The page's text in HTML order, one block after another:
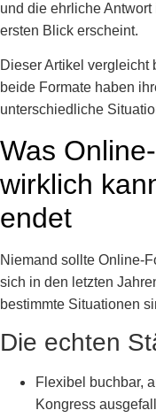
und die ehrliche
ersten Blick erscheint.
Dieser Artikel vergleicht
beide Formate haben
unterschiedliche
Was
wirklich
endet
Niemand sollte Online-
sich in den letzten
bestimmte Situationen
Die echten
Flexibel buchbar,
Kongress